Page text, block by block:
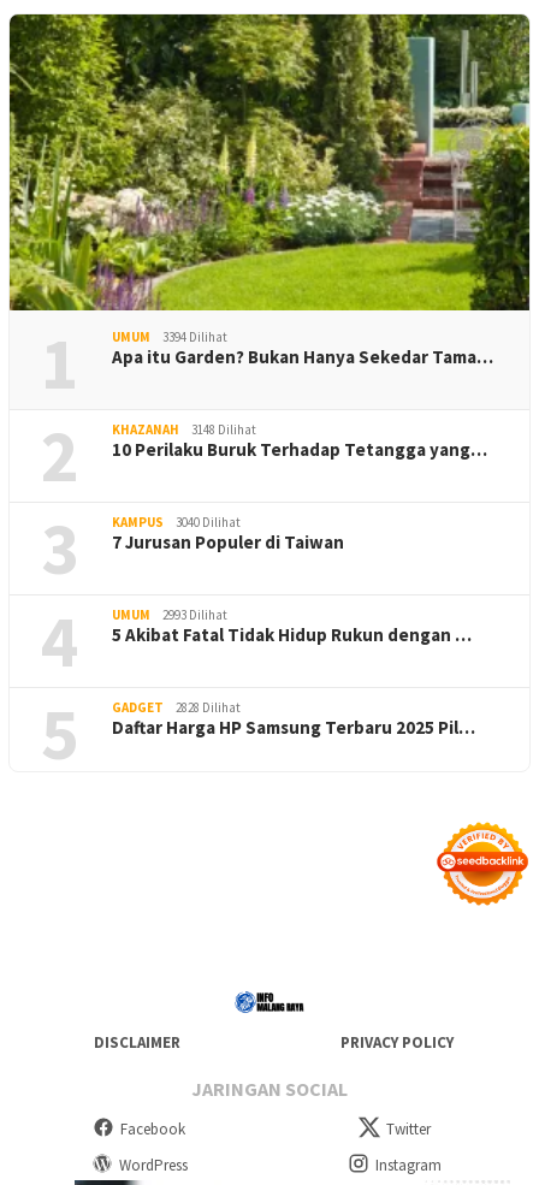
1 UMUM 3394 Dilihat
Apa itu Garden? Bukan Hanya Sekedar Tama…
2 KHAZANAH 3148 Dilihat
10 Perilaku Buruk Terhadap Tetangga yang…
3 KAMPUS 3040 Dilihat
7 Jurusan Populer di Taiwan
4 UMUM 2993 Dilihat
5 Akibat Fatal Tidak Hidup Rukun dengan …
5 GADGET 2828 Dilihat
Daftar Harga HP Samsung Terbaru 2025 Pil…
DISCLAIMER PRIVACY POLICY
JARINGAN SOCIAL
Facebook
Twitter
WordPress
Instagram